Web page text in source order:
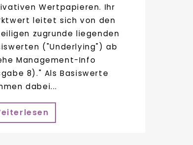
Wertpapieren. Ihr
leitet sich von den
zugrunde liegenden
("Underlying") ab
Management-Info
8)." Als Basiswerte
dabei...